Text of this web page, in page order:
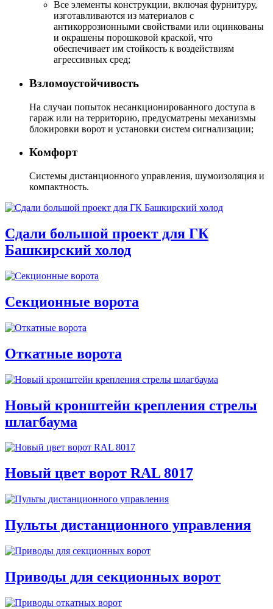
Все элементы конструкции, включая фурнитуру,
изготавливаются из материалов с
антикоррозионными свойствами или оцинкованы
и окрашены порошковой краской, что
обеспечивает им стойкость к воздействиям
агрессивных сред;
Взломоустойчивость
На случаи попыток несанкционированного доступа в
гараж или на территорию, предусматрены механизмы
блокировки ворот и установки систем сигнализации;
Комфорт
Системы дистанционного управления, шумоизоляция и
компактность.
Сдали большой проект для ГК
Башкирский холод
Секционные ворота
Откатные ворота
Новый кронштейн крепления стрелы
шлагбаума
Новый цвет ворот RAL 8017
Пульты дистанционного управления
Приводы для секционных ворот